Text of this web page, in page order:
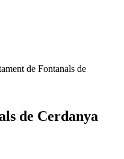
de Fontanals de
de Cerdanya